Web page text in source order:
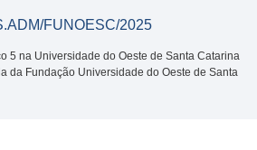
FUNOESC/2025
5 na Universidade do Oeste de Santa Catarina
da Fundação Universidade do Oeste de Santa